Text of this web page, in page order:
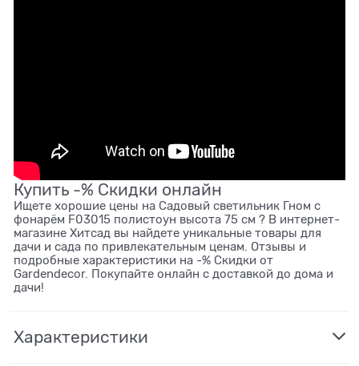
Купить -% Скидки онлайн
Ищете хорошие цены на Садовый светильник Гном с
фонарём F03015 полистоун высота 75 см ? В интернет-
магазине Хитсад вы найдете уникальные товары для
дачи и сада по привлекательным ценам. Отзывы и
подробные характеристики на -% Скидки от
Gardendecor. Покупайте онлайн с доставкой до дома и
дачи!
Характеристики